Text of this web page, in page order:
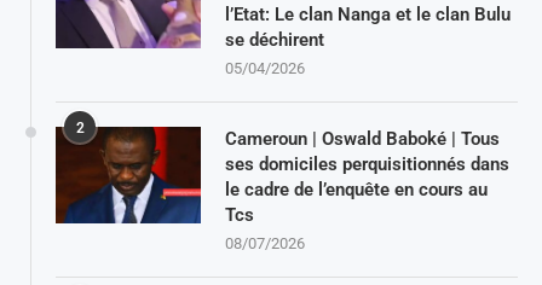
l’Etat: Le clan Nanga et le clan Bulu
se déchirent
05/04/2026
2
Cameroun | Oswald Baboké | Tous
ses domiciles perquisitionnés dans
le cadre de l’enquête en cours au
Tcs
08/07/2026